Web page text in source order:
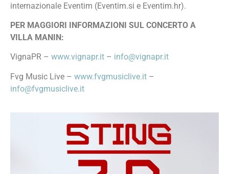
internazionale Eventim (Eventim.si e Eventim.hr).
PER MAGGIORI INFORMAZIONI SUL CONCERTO A
VILLA MANIN:
VignaPR – www.vignapr.it – info@vignapr.it
Fvg Music Live – www.fvgmusiclive.it –
info@fvgmusiclive.it